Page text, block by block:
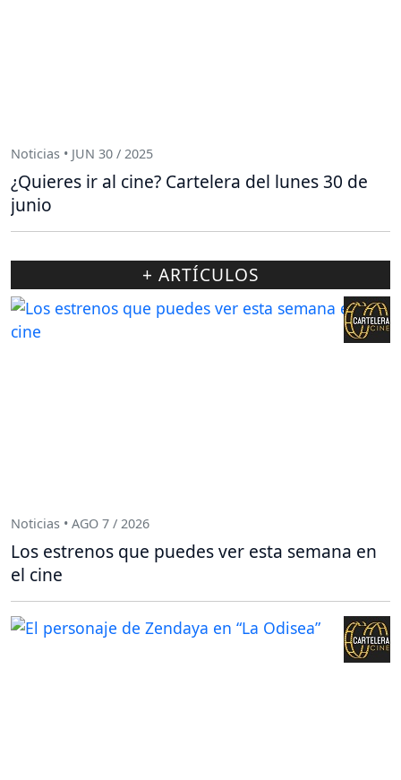
Noticias • JUN 30 / 2025
¿Quieres ir al cine? Cartelera del lunes 30 de
junio
+ ARTÍCULOS
Noticias • AGO 7 / 2026
Los estrenos que puedes ver esta semana en
el cine